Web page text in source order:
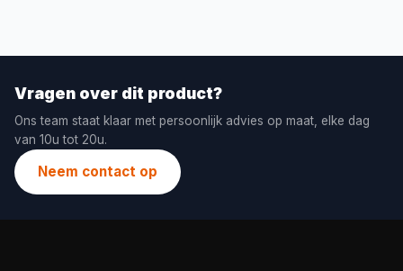
Vragen over dit product?
Ons team staat klaar met persoonlijk advies op maat, elke dag
van 10u tot 20u.
Neem contact op